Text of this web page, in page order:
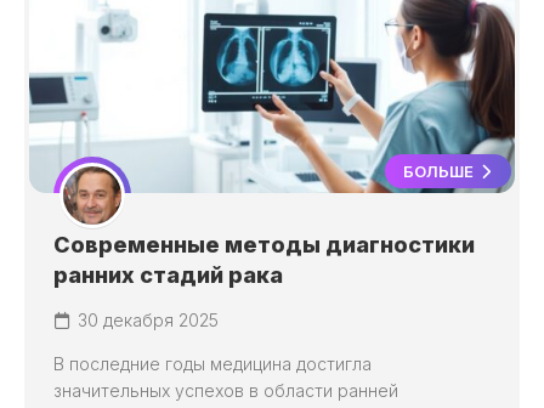
БОЛЬШЕ
Современные методы диагностики
ранних стадий рака
30 декабря 2025
В последние годы медицина достигла
значительных успехов в области ранней